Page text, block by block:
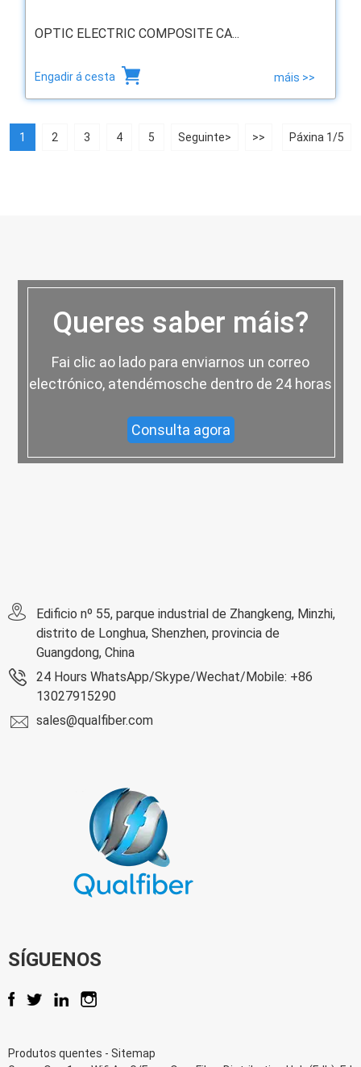
OPTIC ELECTRIC COMPOSITE CA...
Engadir á cesta máis >>
1 2 3 4 5 Seguinte> >> Páxina 1/5
Queres saber máis?
Fai clic ao lado para enviarnos un correo
electrónico, atendémosche dentro de 24 horas
Consulta agora
Edificio nº 55, parque industrial de Zhangkeng, Minzhi,
distrito de Longhua, Shenzhen, provincia de
Guangdong, China
24 Hours WhatsApp/Skype/Wechat/Mobile: +86
13027915290
sales@qualfiber.com
SÍGUENOS
Produtos quentes - Sitemap